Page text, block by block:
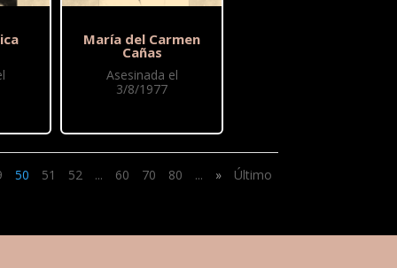
María del Carmen
Cañas
Asesinada el
3/8/1977
50 51 52 ... 60 70 80 ... » Último